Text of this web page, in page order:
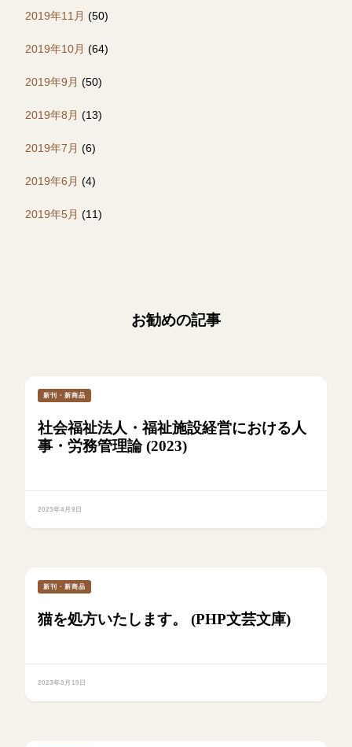
2019年11月 (50)
2019年10月 (64)
2019年9月 (50)
2019年8月 (13)
2019年7月 (6)
2019年6月 (4)
2019年5月 (11)
お勧めの記事
新刊・新商品
社会福祉法人・福祉施設経営における人
事・労務管理論 (2023)
2023年4月9日
新刊・新商品
猫を処方いたします。 (PHP文芸文庫)
2023年3月19日